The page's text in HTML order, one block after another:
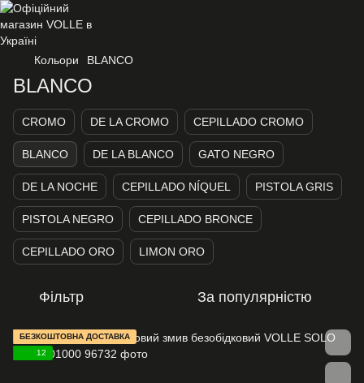
Кольори BLANCO
BLANCO
CROMO DE LA CROMO CEPILLADO CROMO
BLANCO DE LA BLANCO GATO NEGRO
DE LA NOCHE CEPILLADO NÍQUEL PISTOLA GRIS
PISTOLA NEGRO CEPILLADO BRONCE
CEPILLADO ORO LIMON ORO
Фільтр За популярністю
БЕЗКОШТОВНА ДОСТАВКА
12